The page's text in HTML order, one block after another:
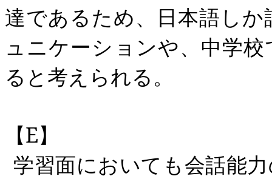
達であるため、日本語し
ュニケーションや、中学
ると考えられる。
【E】
学習面においても会話能